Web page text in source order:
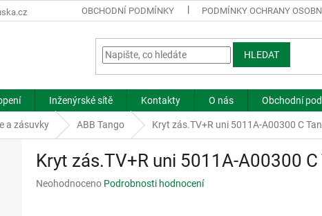
OBCHODNÍ PODMÍNKY PODMÍNKY OCHRANY
HLEDAT
Inženýrské sítě Kontakty O nás Obchodní
a zásuvky ABB Tango Kryt zás.TV+R uni 5011A-A00300 C
Kryt zás.TV+R uni 5011A-A00300 C
Průměrné
Neohodnoceno Podrobnosti hodnocení